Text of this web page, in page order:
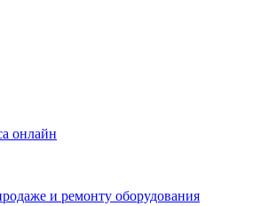
онлайн
и ремонту оборудования